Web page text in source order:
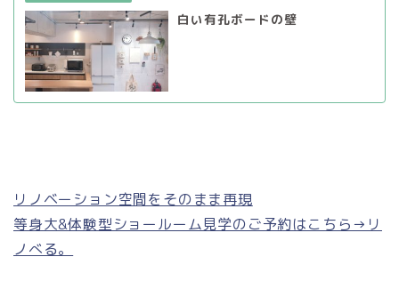
白い有孔ボードの壁
リノベーション空間をそのまま再現
等身大&体験型ショールーム見学のご予約はこちら→リ
ノべる。